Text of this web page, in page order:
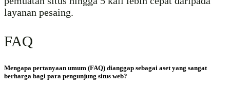
layanan pesaing.
FAQ
Mengapa pertanyaan umum (FAQ) dianggap sebagai aset yang sangat
berharga bagi para pengunjung situs web?